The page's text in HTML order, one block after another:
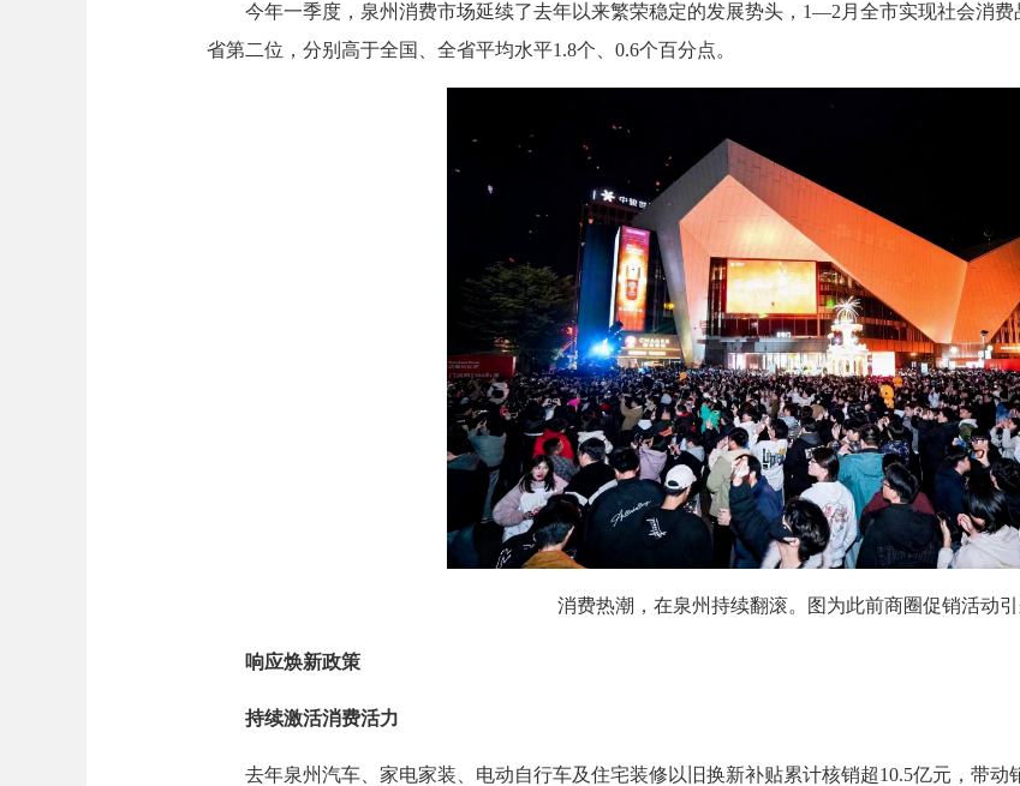
今年一季度，泉州消费市场延续了去年以来繁荣稳定的发展势头，1—2月全市实现社会消费
省第二位，分别高于全国、全省平均水平1.8个、0.6个百分点。
消费热潮，在泉州持续翻滚。图为此前商圈促销活动引
响应焕新政策
持续激活消费活力
去年泉州汽车、家电家装、电动自行车及住宅装修以旧换新补贴累计核销超10.5亿元，带动